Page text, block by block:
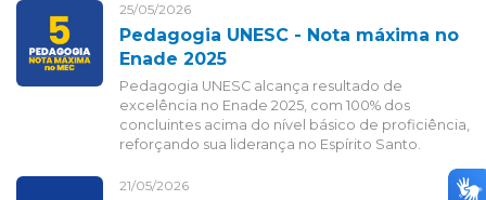
25/05/2026
Pedagogia UNESC - Nota máxima no
Enade 2025
Pedagogia UNESC alcança resultado de
excelência no Enade 2025, com 100% dos
concluintes acima do nível básico de proficiência,
reforçando sua liderança no Espírito Santo.
21/05/2026